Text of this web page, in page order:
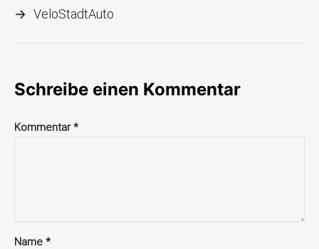
→ VeloStadtAuto
Schreibe einen Kommentar
Kommentar*
Name *